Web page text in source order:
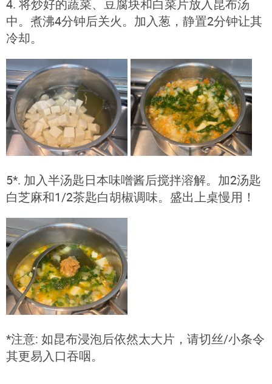
4. 将炒好的蔬菜、豆腐块和白菜片放入昆布汤
中。煮沸4分钟后关火。加入葱，静置2分钟让其
冷却。
5*. 加入半汤匙日本味噌酱后搅拌溶解。加2汤匙
白芝麻和1/2茶匙白胡椒调味。盛出上桌慢用！
*注意: 如昆布浸泡后依然太大片，请切丝/小条令
其更易入口吞咽。